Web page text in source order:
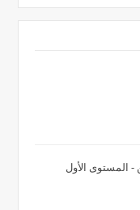
- المستوى الأول